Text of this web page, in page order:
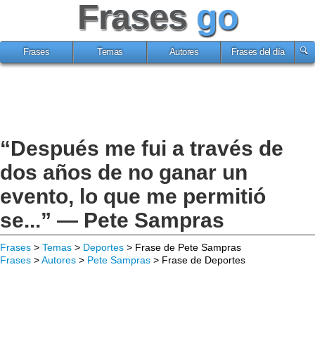
Frases go
Frases Temas Autores Frases del día
“Después me fui a través de
dos años de no ganar un
evento, lo que me permitió
se...” — Pete Sampras
Frases > Temas > Deportes > Frase de Pete Sampras
Frases >Autores > Pete Sampras > Frase de Deportes